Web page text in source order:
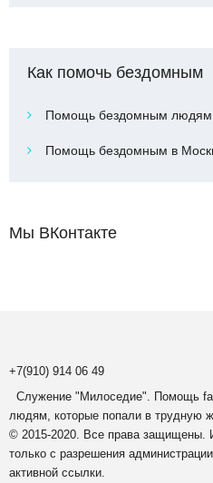
Как помочь бездомным
Помощь бездомным людям
Помощь бездомным в
Мы ВКонтакте
+7(910) 914 06 49
Служение "Милоседие". Помощь
людям, которые попали в трудную
© 2015-2020. Все права защищены.
только с разрешения
активной ссылки.